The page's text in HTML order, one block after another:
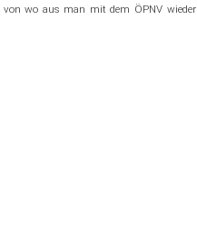
Sponsoren
von wo aus man mit dem ÖPNV wieder